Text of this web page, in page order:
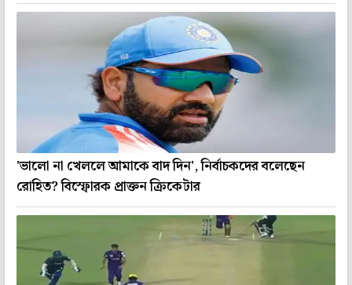
'ভালো না খেললে আমাকে বাদ দিন', নির্বাচকদের বলেছেন
রোহিত? বিস্ফোরক প্রাক্তন ক্রিকেটার